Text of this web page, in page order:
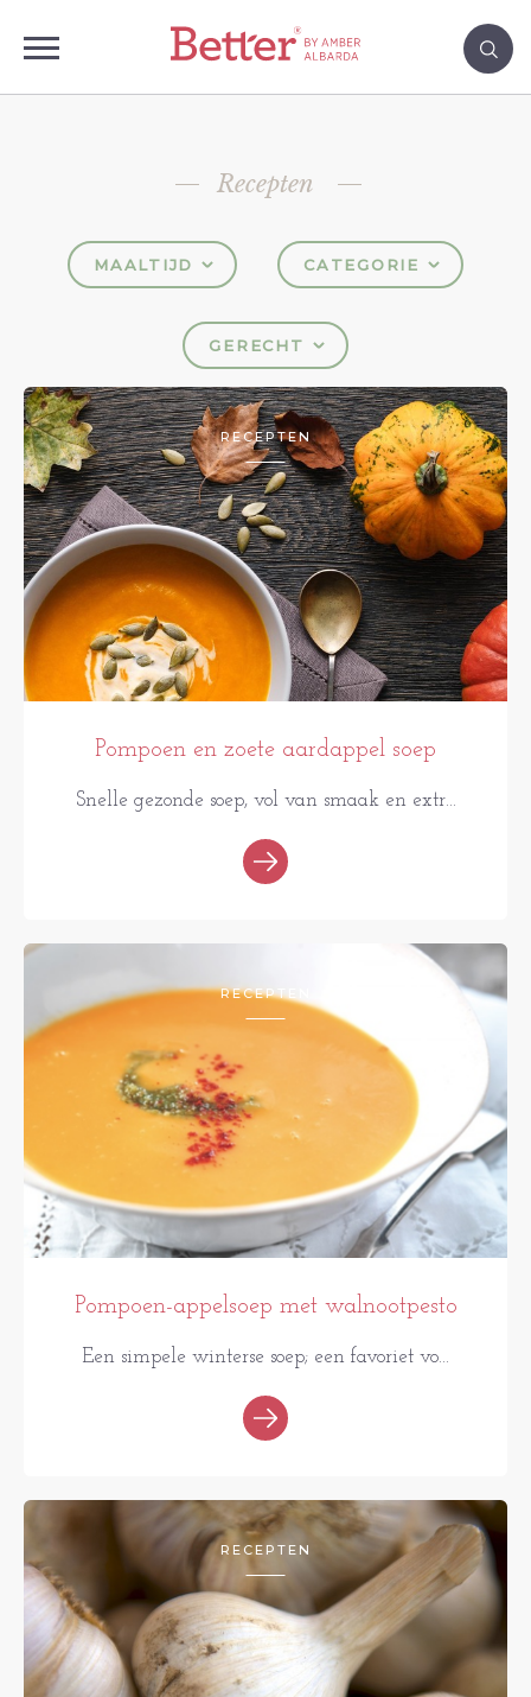
Recepten
MAALTIJD CATEGORIE
GERECHT
RECEPTEN
Pompoen en zoete aardappel soep
Snelle gezonde soep, vol van smaak en extr...
RECEPTEN
Pompoen-appelsoep met walnootpesto
Een simpele winterse soep; een favoriet vo...
RECEPTEN